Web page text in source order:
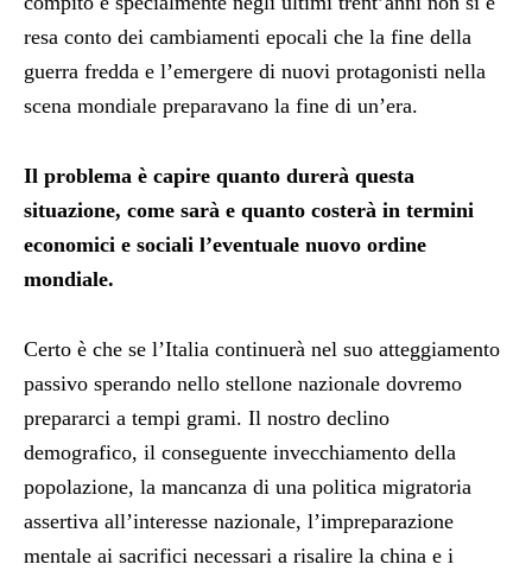
resa conto dei cambiamenti epocali che la fine della
guerra fredda e l’emergere di nuovi protagonisti nella
scena mondiale preparavano la fine di un’era.
Il problema è capire quanto durerà questa
situazione, come sarà e quanto costerà in termini
economici e sociali l’eventuale nuovo ordine
mondiale.
Certo è che se l’Italia continuerà nel suo atteggiamento
passivo sperando nello stellone nazionale dovremo
prepararci a tempi grami. Il nostro declino
demografico, il conseguente invecchiamento della
popolazione, la mancanza di una politica migratoria
assertiva all’interesse nazionale, l’impreparazione
mentale ai sacrifici necessari a risalire la china e i